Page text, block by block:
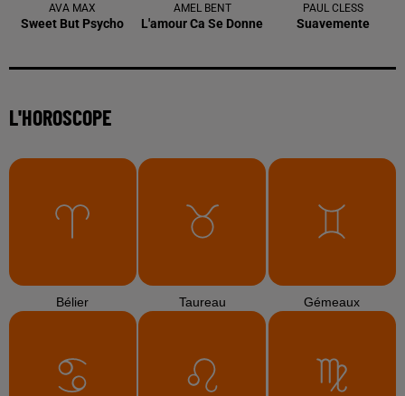
AVA MAX
Sweet But Psycho
AMEL BENT
L'amour Ca Se Donne
PAUL CLESS
Suavemente
L'HOROSCOPE
Bélier Taureau Gémeaux